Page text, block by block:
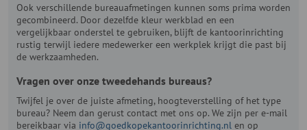
Ook verschillende bureauafmetingen kunnen soms prima worden
gecombineerd. Door dezelfde kleur werkblad en een
vergelijkbaar onderstel te gebruiken, blijft de kantoorinrichting
rustig terwijl iedere medewerker een werkplek krijgt die past bij
de werkzaamheden.
Vragen over onze tweedehands bureaus?
Twijfel je over de juiste afmeting, hoogteverstelling of het type
bureau? Neem dan gerust contact met ons op. We zijn per e-mail
bereikbaar via info@goedkopekantoorinrichting.nl en op